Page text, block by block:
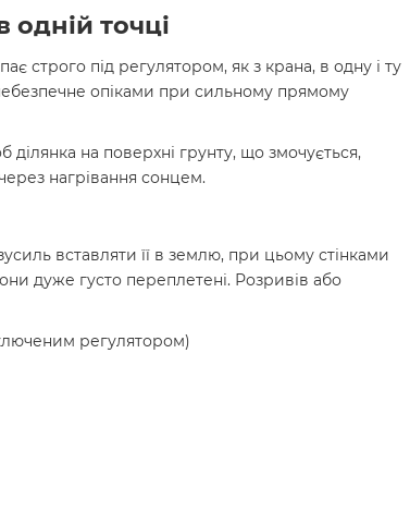
точці
строго під регулятором, як з крана, в одну і ту
опіками при сильному прямому
на поверхні грунту, що змочується,
нагрівання сонцем.
вставляти її в землю, при цьому стінками
дуже густо переплетені. Розривів або
регулятором)